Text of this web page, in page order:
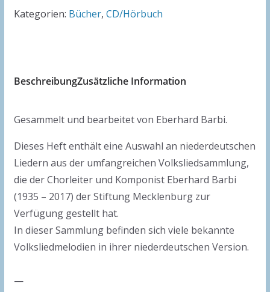
Heft
Menge
Kategorien: Bücher, CD/Hörbuch
BeschreibungZusätzliche Information
Gesammelt und bearbeitet von Eberhard Barbi.
Dieses Heft enthält eine Auswahl an niederdeutschen
Liedern aus der umfangreichen Volksliedsammlung,
die der Chorleiter und Komponist Eberhard Barbi
(1935 – 2017) der Stiftung Mecklenburg zur
Verfügung gestellt hat.
In dieser Sammlung befinden sich viele bekannte
Volksliedmelodien in ihrer niederdeutschen Version.
—